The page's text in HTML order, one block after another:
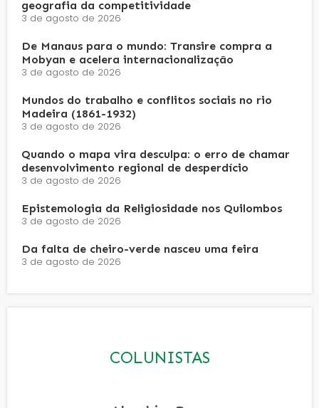
geografia da competitividade
3 de agosto de 2026
De Manaus para o mundo: Transire compra a
Mobyan e acelera internacionalização
3 de agosto de 2026
Mundos do trabalho e conflitos sociais no rio
Madeira (1861-1932)
3 de agosto de 2026
Quando o mapa vira desculpa: o erro de chamar
desenvolvimento regional de desperdício
3 de agosto de 2026
Epistemologia da Religiosidade nos Quilombos
3 de agosto de 2026
Da falta de cheiro-verde nasceu uma feira
3 de agosto de 2026
COLUNISTAS